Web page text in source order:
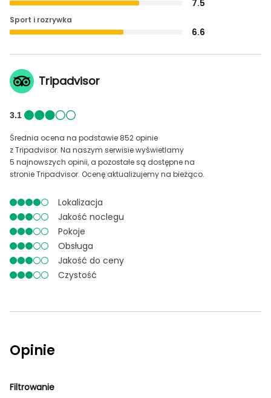
7.5
Sport i rozrywka
6.6
Tripadvisor
3.1
Średnia ocena na podstawie 852 opinie
z Tripadvisor. Na naszym serwisie wyświetlamy
5 najnowszych opinii, a pozostałe są dostępne na
stronie Tripadvisor. Ocenę aktualizujemy na bieżąco.
Lokalizacja
Jakość noclegu
Pokoje
Obsługa
Jakość do ceny
Czystość
Opinie
Filtrowanie